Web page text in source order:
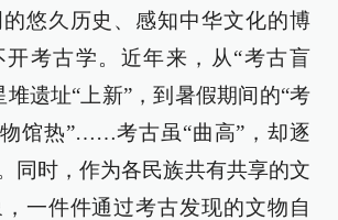
悠久历史、感知中华文化的博
开考古学。近年来，从“考古盲
堆遗址“上新”，到暑假期间的“考
馆热”……考古虽“曲高”，却逐
同时，作为各民族共有共享的文
一件件通过考古发现的文物自